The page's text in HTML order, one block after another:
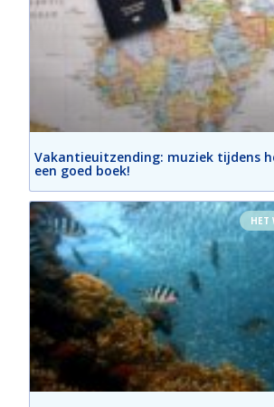
Vakantieuitzending: muziek tijdens
een goed boek!
HET